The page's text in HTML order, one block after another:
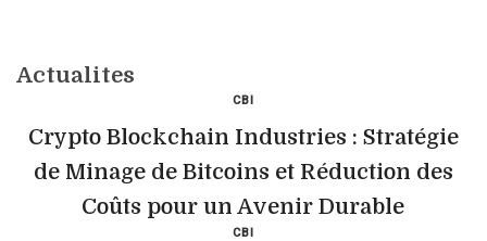
Actualites
CBI
Crypto Blockchain Industries : Stratégie
de Minage de Bitcoins et Réduction des
Coûts pour un Avenir Durable
CBI